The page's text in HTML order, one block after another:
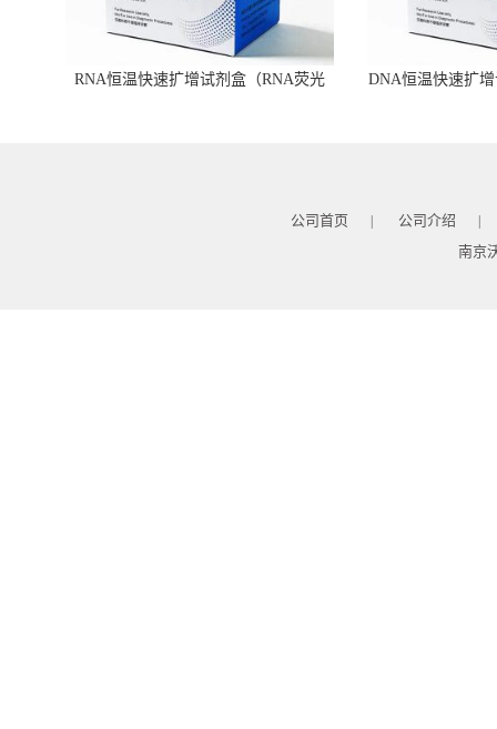
RNA恒温快速扩增试剂盒（RNA荧光
DNA恒温快速扩
公司首页 | 公司介绍 |
南京